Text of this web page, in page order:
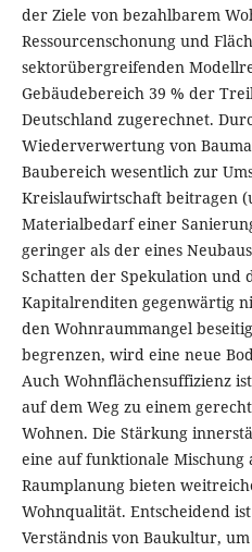
der Ziele von bezahlbarem
Ressourcenschonung und
sektorübergreifenden
Gebäudebereich 39 % der
Deutschland zugerechnet.
Wiederverwertung von
Baubereich wesentlich zur
Kreislaufwirtschaft beitragen
Materialbedarf einer
geringer als der eines
Schatten der Spekulation und
Kapitalrenditen gegenwärtig
den Wohnraummangel
begrenzen, wird eine neue
Auch Wohnflächensuffizienz
auf dem Weg zu einem
Wohnen. Die Stärkung
eine auf funktionale Mischung
Raumplanung bieten
Wohnqualität. Entscheidend
Verständnis von Baukultur,